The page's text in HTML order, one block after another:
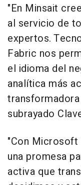
"En Minsait
al servicio de
expertos.
Fabric nos
el idioma del
analítica más
subrayado
"Con Microsoft
una promesa
activa que